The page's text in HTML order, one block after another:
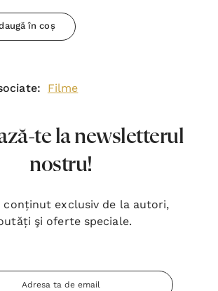
în coș
Filme
te la newsletterul
nostru!
conținut exclusiv de la autori,
şi oferte speciale.